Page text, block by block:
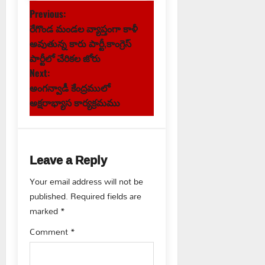
P
o
s
t
n
v
i
g
a
Previous:
రేగొండ మండల వ్యాప్తంగా కాళీ
అవుతున్న కారు పార్టీ,కాంగ్రెస్
పార్టీలో చేరికల జోరు
Next:
అంగన్వాడీ కేంద్రములో
అక్షరాభ్యాస కార్యక్రమము
Leave a Reply
Your email address will not be
published. Required fields are
marked*
Comment*